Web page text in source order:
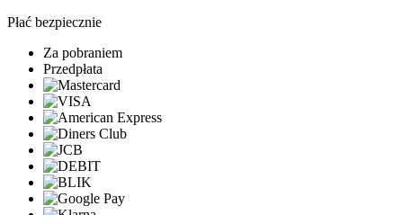
Płać bezpiecznie
Za pobraniem
Przedpłata